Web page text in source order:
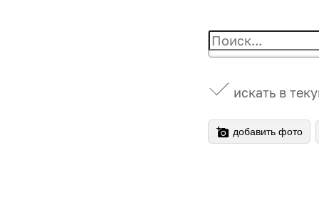
искать в
добавить фото